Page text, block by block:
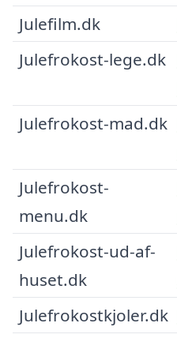
Julefilm.dk
Julefrokost-lege.dk
Julefrokost-mad.dk
Julefrokost-
menu.dk
Julefrokost-ud-af-
huset.dk
Julefrokostkjoler.dk